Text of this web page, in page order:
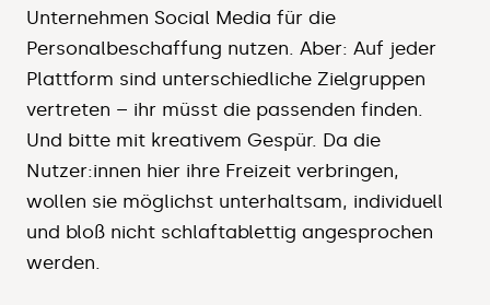
Unternehmen Social Media für die
Personalbeschaffung nutzen. Aber: Auf jeder
Plattform sind unterschiedliche Zielgruppen
vertreten – ihr müsst die passenden finden.
Und bitte mit kreativem Gespür. Da die
Nutzer:innen hier ihre Freizeit verbringen,
wollen sie möglichst unterhaltsam, individuell
und bloß nicht schlaftablettig angesprochen
werden.